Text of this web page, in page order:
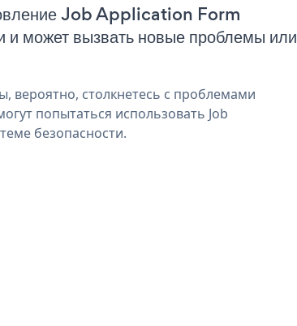
Job Application Form
может вызвать новые проблемы или
вероятно, столкнетесь с проблемами
попытаться использовать Job
безопасности.